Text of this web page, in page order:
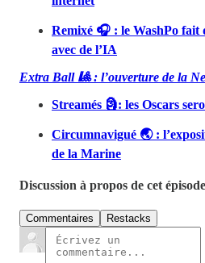
Remixé 🎧 : le WashPo fait
avec de l’IA
Extra Ball 🎱 : l’ouverture de la
Streamés 🗿: les Oscars
Circumnavigué 🌏 :
de la Marine
Discussion à propos de cet épisode
Commentaires Restacks